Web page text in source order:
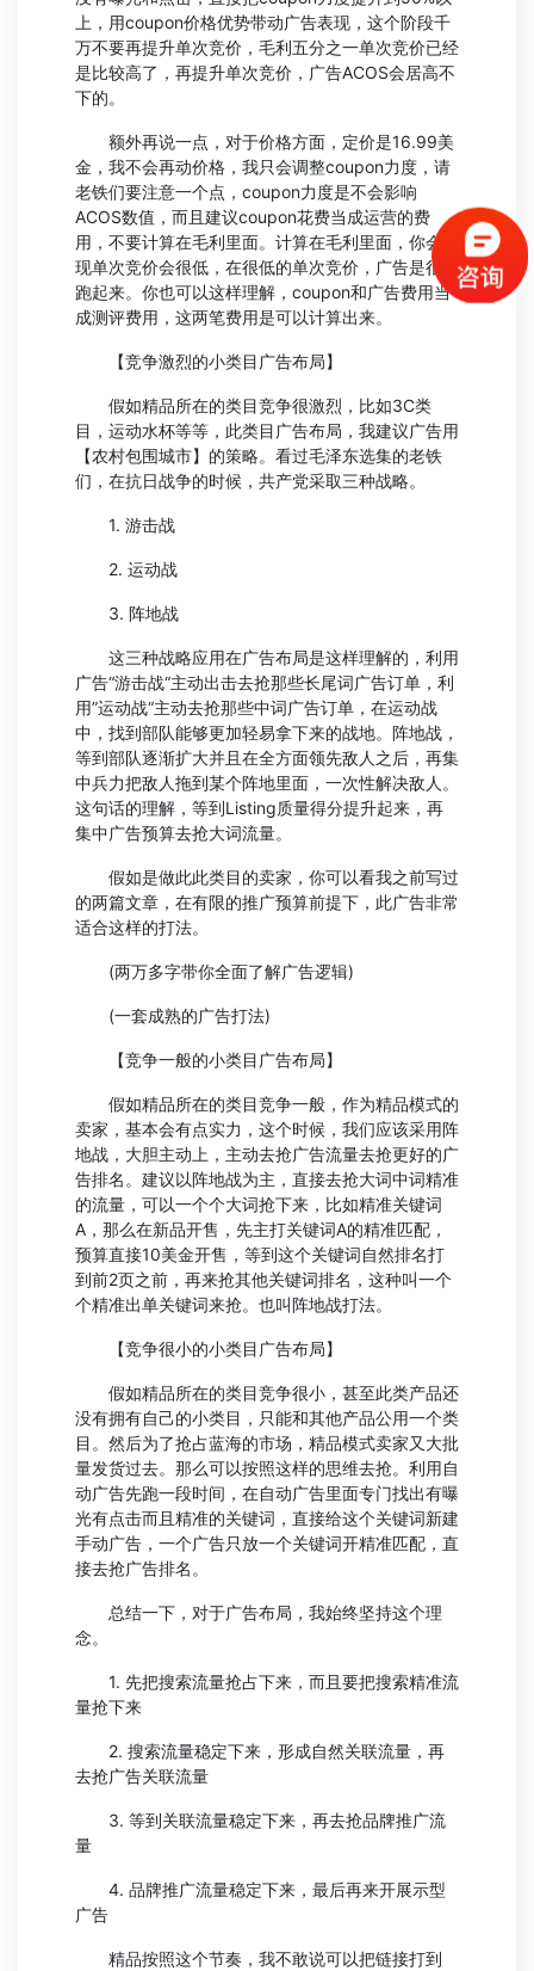
上，用coupon价格优势带动广告表现，这个阶段千
万不要再提升单次竞价，毛利五分之一单次竞价已经
是比较高了，再提升单次竞价，广告ACOS会居高不
下的。
额外再说一点，对于价格方面，定价是16.99美
金，我不会再动价格，我只会调整coupon力度，请
老铁们要注意一个点，coupon力度是不会影响
ACOS数值，而且建议coupon花费当成运营的费
用，不要计算在毛利里面。计算在毛利里面，你会发
现单次竞价会很低，在很低的单次竞价，广告是很难
跑起来。你也可以这样理解，coupon和广告费用当
成测评费用，这两笔费用是可以计算出来。
【竞争激烈的小类目广告布局】
假如精品所在的类目竞争很激烈，比如3C类
目，运动水杯等等，此类目广告布局，我建议广告用
【农村包围城市】的策略。看过毛泽东选集的老铁
们，在抗日战争的时候，共产党采取三种战略。
1. 游击战
2. 运动战
3. 阵地战
这三种战略应用在广告布局是这样理解的，利用
广告“游击战“主动出击去抢那些长尾词广告订单，利
用”运动战“主动去抢那些中词广告订单，在运动战
中，找到部队能够更加轻易拿下来的战地。阵地战，
等到部队逐渐扩大并且在全方面领先敌人之后，再集
中兵力把敌人拖到某个阵地里面，一次性解决敌人。
这句话的理解，等到Listing质量得分提升起来，再
集中广告预算去抢大词流量。
假如是做此此类目的卖家，你可以看我之前写过
的两篇文章，在有限的推广预算前提下，此广告非常
适合这样的打法。
(两万多字带你全面了解广告逻辑)
(一套成熟的广告打法)
【竞争一般的小类目广告布局】
假如精品所在的类目竞争一般，作为精品模式的
卖家，基本会有点实力，这个时候，我们应该采用阵
地战，大胆主动上，主动去抢广告流量去抢更好的广
告排名。建议以阵地战为主，直接去抢大词中词精准
的流量，可以一个个大词抢下来，比如精准关键词
A，那么在新品开售，先主打关键词A的精准匹配，
预算直接10美金开售，等到这个关键词自然排名打
到前2页之前，再来抢其他关键词排名，这种叫一个
个精准出单关键词来抢。也叫阵地战打法。
【竞争很小的小类目广告布局】
假如精品所在的类目竞争很小，甚至此类产品还
没有拥有自己的小类目，只能和其他产品公用一个类
目。然后为了抢占蓝海的市场，精品模式卖家又大批
量发货过去。那么可以按照这样的思维去抢。利用自
动广告先跑一段时间，在自动广告里面专门找出有曝
光有点击而且精准的关键词，直接给这个关键词新建
手动广告，一个广告只放一个关键词开精准匹配，直
接去抢广告排名。
总结一下，对于广告布局，我始终坚持这个理
念。
1. 先把搜索流量抢占下来，而且要把搜索精准流
量抢下来
2. 搜索流量稳定下来，形成自然关联流量，再
去抢广告关联流量
3. 等到关联流量稳定下来，再去抢品牌推广流
量
4. 品牌推广流量稳定下来，最后再来开展示型
广告
精品按照这个节奏，我不敢说可以把链接打到